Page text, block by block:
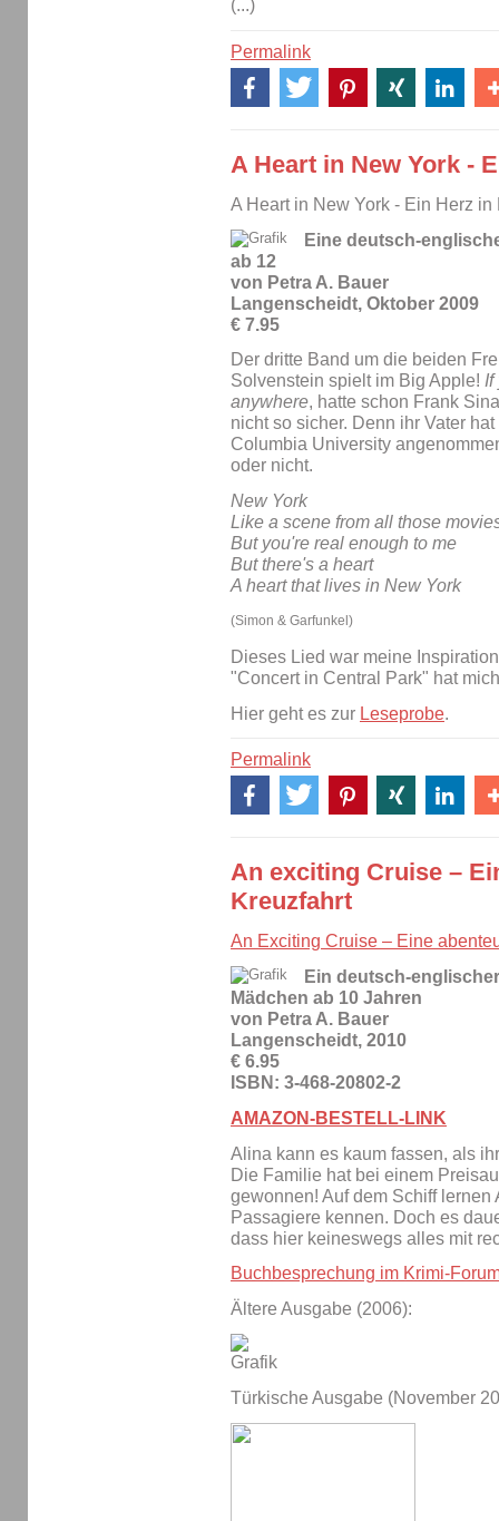
(...)
Permalink
A Heart in New York -
A Heart in New York - Ein Herz in
Eine deutsch-
ab 12
von Petra A. Bauer
Langenscheidt, Oktober 2009
€ 7.95
Der dritte Band um die beiden
Solvenstein spielt im Big Apple! If
anywhere, hatte schon Frank
nicht so sicher. Denn ihr Vater
Columbia University
oder nicht.
New York
Like a scene from all those
But you're real enough to me
But there's a heart
A heart that lives in New York
(Simon & Garfunkel)
Dieses Lied war meine
"Concert in Central Park" hat
Hier geht es zur Leseprobe.
Permalink
An exciting Cruise –
Kreuzfahrt
An Exciting Cruise – Eine
Ein deutsch-
Mädchen ab 10 Jahren
von Petra A. Bauer
Langenscheidt, 2010
€ 6.95
ISBN: 3-468-20802-2
AMAZON-BESTELL-LINK
Alina kann es kaum fassen, als
Die Familie hat bei einem
gewonnen! Auf dem Schiff
Passagiere kennen. Doch es
dass hier keineswegs alles mit
Buchbesprechung im Krimi-
Ältere Ausgabe (2006):
Türkische Ausgabe (November